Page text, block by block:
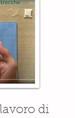
di